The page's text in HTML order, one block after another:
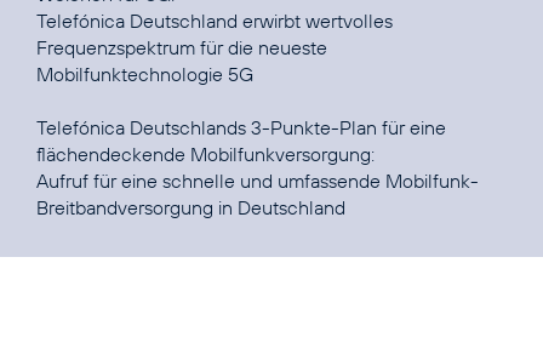
Telefónica Deutschland erwirbt wertvolles
Frequenzspektrum für die neueste
Mobilfunktechnologie 5G
Telefónica Deutschlands 3-Punkte-Plan für eine
Aufruf für eine schnelle und umfassende Mobilfunk-
Breitbandversorgung in Deutschland